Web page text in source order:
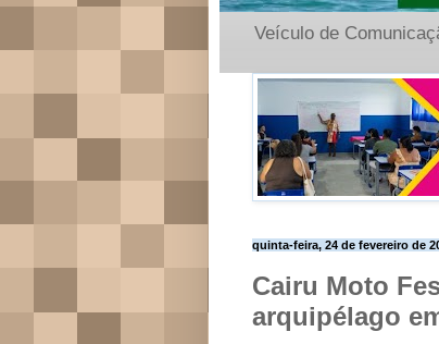
Veículo de
quinta-feira, 24 de fevereiro de
Cairu Moto
arquipélago